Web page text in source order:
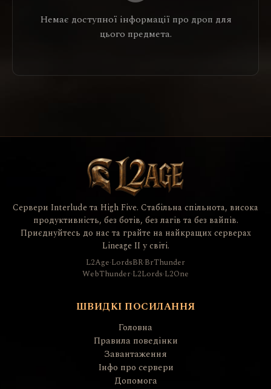
Немає доступної інформації про дроп для
цього предмета.
Сервери Interlude та High Five. Стабільна спільнота, висока
продуктивність, без ботів, без лагів та без вайпів.
Приєднуйтесь до нас та грайте на найкращих серверах
Lineage II у світі.
L2Age·LordsBR·BrThunder
WebThunder·L2Lords·L2One
ШВИДКІ ПОСИЛАННЯ
Головна
Правила поведінки
Завантаження
Інфо про сервери
Допомога